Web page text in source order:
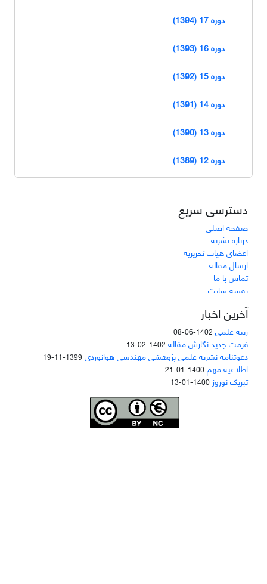
دوره 17 (1394)
دوره 16 (1393)
دوره 15 (1392)
دوره 14 (1391)
دوره 13 (1390)
دوره 12 (1389)
دسترسی سریع
صفحه اصلی
درباره نشریه
اعضای هیات تحریریه
ارسال مقاله
تماس با ما
نقشه سایت
آخرین اخبار
رتبه علمی 1402-06-08
فرمت جدید نگارش مقاله 1402-02-13
دعوتنامه نشریه علمی پژوهشی مهندسی هوانوردی1399-11-19
اطلاعیه مهم1400-01-21
تبریک نوروز 1400-01-13